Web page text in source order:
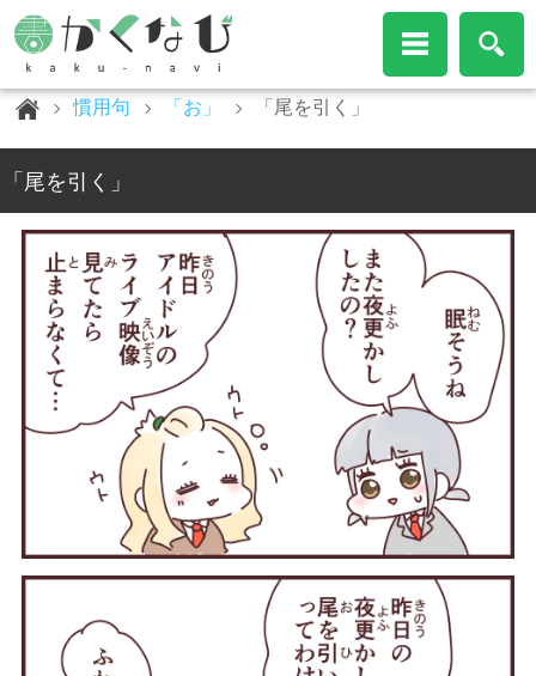
慣用句 「お」 「尾を引く」
「尾を引く」